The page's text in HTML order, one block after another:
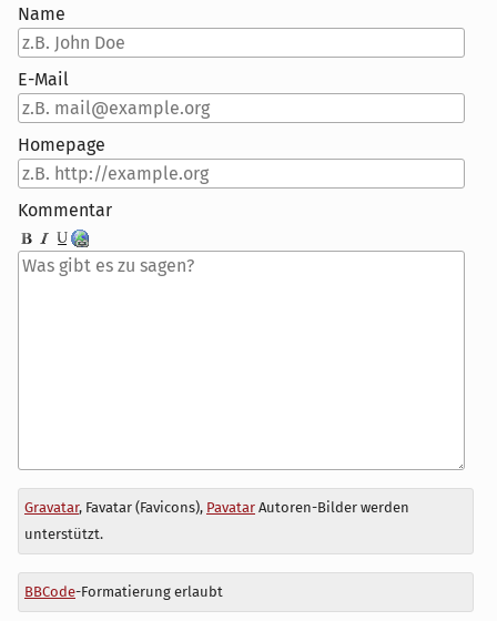
Name
E-Mail
Homepage
Kommentar
Antwort
zu
Gravatar, Favatar (Favicons), PavatarAutoren-Bilder werden
unterstützt.
BBCode-Formatierung erlaubt